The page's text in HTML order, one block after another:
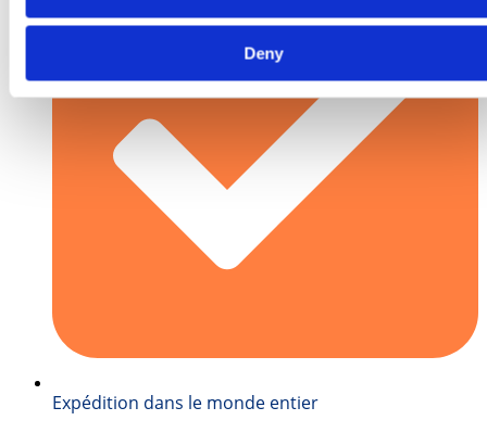
Deny
Expédition dans le monde entier